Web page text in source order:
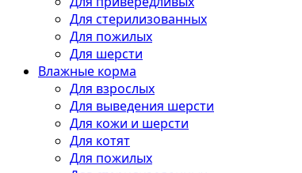
Для стерилизованных
Для пожилых
Для шерсти
Влажные корма
Для взрослых
Для выведения шерсти
Для кожи и шерсти
Для котят
Для пожилых